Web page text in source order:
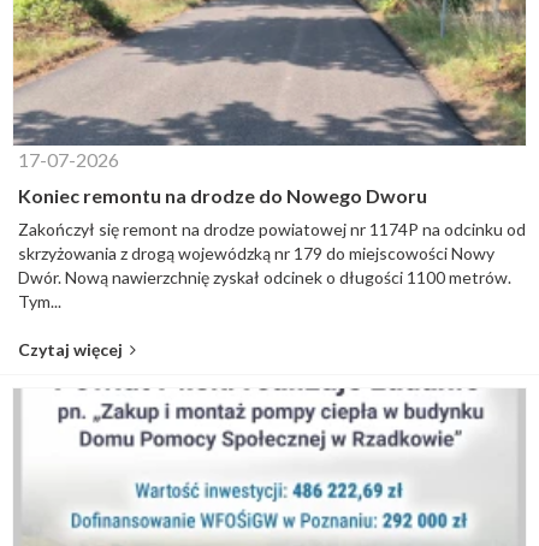
17-07-2026
Koniec remontu na drodze do Nowego Dworu
Zakończył się remont na drodze powiatowej nr 1174P na odcinku od
skrzyżowania z drogą wojewódzką nr 179 do miejscowości Nowy
Dwór. Nową nawierzchnię zyskał odcinek o długości 1100 metrów.
Tym...
Czytaj więcej